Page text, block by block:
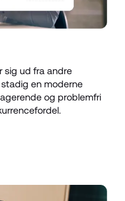
sig ud fra andre
en moderne
og problemfri